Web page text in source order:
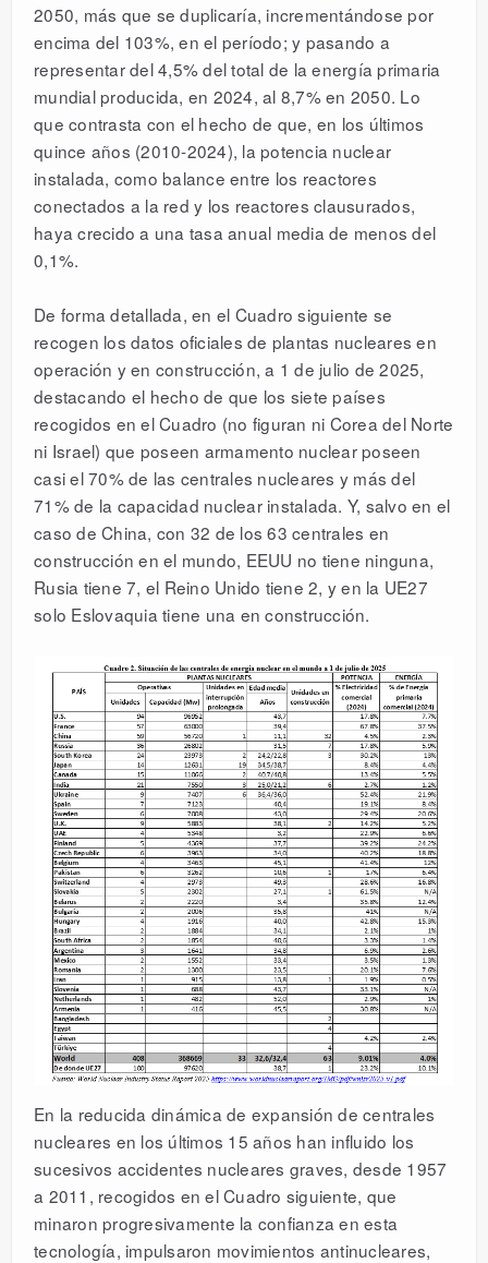
2050, más que se duplicaría, incrementándose por
encima del 103%, en el período; y pasando a
representar del 4,5% del total de la energía primaria
mundial producida, en 2024, al 8,7% en 2050. Lo
que contrasta con el hecho de que, en los últimos
quince años (2010-2024), la potencia nuclear
instalada, como balance entre los reactores
conectados a la red y los reactores clausurados,
haya crecido a una tasa anual media de menos del
0,1%.
De forma detallada, en el Cuadro siguiente se
recogen los datos oficiales de plantas nucleares en
operación y en construcción, a 1 de julio de 2025,
destacando el hecho de que los siete países
recogidos en el Cuadro (no figuran ni Corea del Norte
ni Israel) que poseen armamento nuclear poseen
casi el 70% de las centrales nucleares y más del
71% de la capacidad nuclear instalada. Y, salvo en el
caso de China, con 32 de los 63 centrales en
construcción en el mundo, EEUU no tiene ninguna,
Rusia tiene 7, el Reino Unido tiene 2, y en la UE27
solo Eslovaquia tiene una en construcción.
En la reducida dinámica de expansión de centrales
nucleares en los últimos 15 años han influido los
sucesivos accidentes nucleares graves, desde 1957
a 2011, recogidos en el Cuadro siguiente, que
minaron progresivamente la confianza en esta
tecnología, impulsaron movimientos antinucleares,